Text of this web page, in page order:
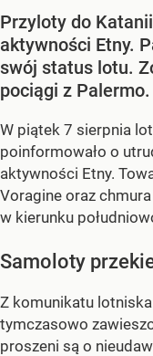
Przyloty do
aktywności Etny.
swój status lotu.
pociągi z Palermo.
W piątek 7 sierpnia
poinformowało o
aktywności Etny.
Voragine oraz
w kierunku
Samoloty
Z komunikatu
tymczasowo
proszeni są o